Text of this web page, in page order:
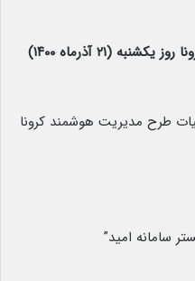
مرحله اول طرح مدیریت هوشمند کرونا روز یکشنبه (۲۱ آذرماه ۱۴۰۰)
طرح مدیریت هوشمند کرونا
سامانه امید”